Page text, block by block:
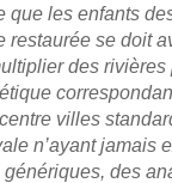
que les enfants
restaurée se doit
des
villes
n’ayant jamais
des